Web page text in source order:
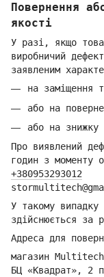
Повернення
якості
У разі, якщо
виробничий
заявленим
на заміщення
або на
або на знижку
Про виявлений
годин з моменту
+380953293012
У такому випадку
здійснюється за
Адреса для
магазин
БЦ «Квадрат», 2